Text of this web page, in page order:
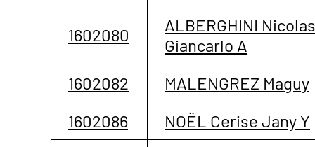
1602080
ALBERGHINI Nicolas
Giancarlo A
1602082
MALENGREZ Maguy
1602086
NOËL Cerise Jany Y